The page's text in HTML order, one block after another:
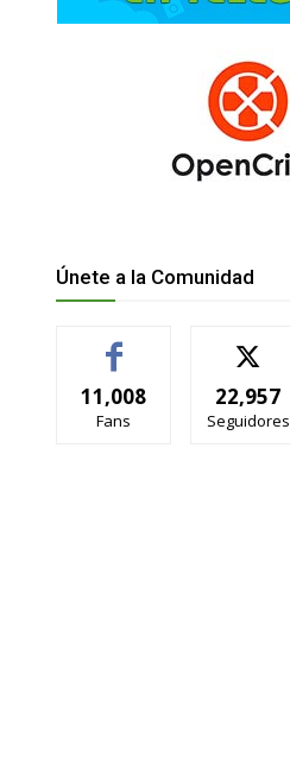
Únete a la Comunidad
11,008
Fans
22,957
Seguidores